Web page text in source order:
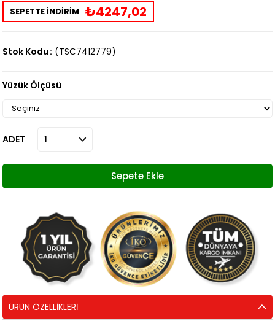
SEPETTE İNDİRİM ₺4247,02
Stok Kodu (TSC7412779)
Yüzük Ölçüsü
ADET
ÜRÜN ÖZELLIKLERI